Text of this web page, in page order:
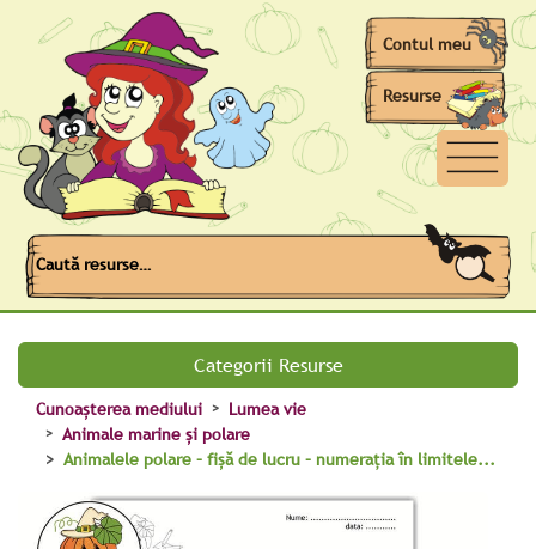
Contul meu
Resurse
Caută
Categorii Resurse
Cunoașterea mediului
Lumea vie
Animale marine și polare
Animalele polare – fișă de lucru – numerația în limitele...